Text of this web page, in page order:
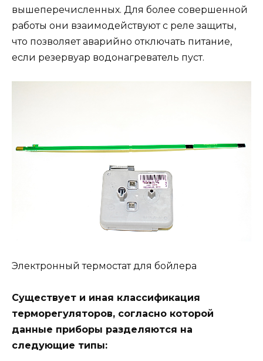
вышеперечисленных. Для более совершенной
работы они взаимодействуют с реле защиты,
что позволяет аварийно отключать питание,
если резервуар водонагреватель пуст.
Электронный термостат для бойлера
Существует и иная классификация
терморегуляторов, согласно которой
данные приборы разделяются на
следующие типы: